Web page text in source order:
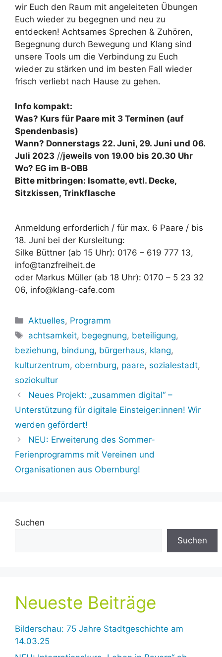
wir Euch den Raum mit angeleiteten Übungen
Euch wieder zu begegnen und neu zu
entdecken! Achtsames Sprechen & Zuhören,
Begegnung durch Bewegung und Klang sind
unsere Tools um die Verbindung zu Euch
wieder zu stärken und im besten Fall wieder
frisch verliebt nach Hause zu gehen.
Info kompakt:
Was? Kurs für Paare mit 3 Terminen (auf
Spendenbasis)
Wann? Donnerstags 22. Juni, 29. Juni und 06.
Juli 2023 //jeweils von 19.00 bis 20.30 Uhr
Wo? EG im B-OBB
Bitte mitbringen: Isomatte, evtl. Decke,
Sitzkissen, Trinkflasche
Anmeldung erforderlich / für max. 6 Paare / bis
18. Juni bei der Kursleitung:
Silke Büttner (ab 15 Uhr): 0176 – 619 777 13,
info@tanzfreiheit.de
oder Markus Müller (ab 18 Uhr): 0170 – 5 23 32
06, info@klang-cafe.com
Kategorien
Aktuelles, Programm
Schlagwörter
achtsamkeit, begegnung, beteiligung,
beziehung, bindung, bürgerhaus, klang,
kulturzentrum, obernburg, paare, sozialestadt,
soziokultur
Neues Projekt: „zusammen digital“ –
Unterstützung für digitale Einsteiger:innen! Wir
werden gefördert!
NEU: Erweiterung des Sommer-
Ferienprogramms mit Vereinen und
Organisationen aus Obernburg!
Suchen
Suchen
Neueste Beiträge
Bilderschau: 75 Jahre Stadtgeschichte am
14.03.25